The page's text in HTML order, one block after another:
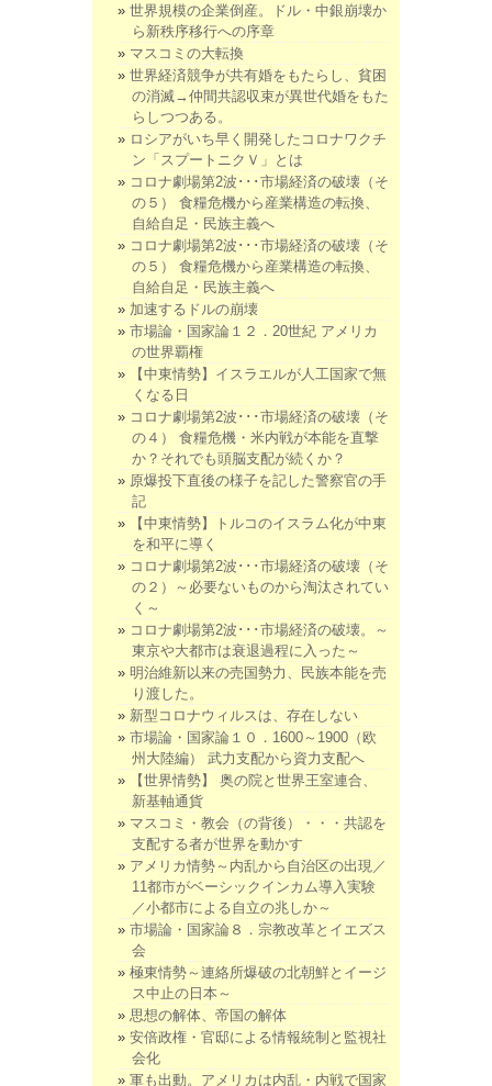
世界規模の企業倒産。ドル・中銀崩壊か
ら新秩序移行への序章
マスコミの大転換
世界経済競争が共有婚をもたらし、貧困
の消滅→仲間共認収束が異世代婚をもた
らしつつある。
ロシアがいち早く開発したコロナワクチ
ン「スプートニクＶ」とは
コロナ劇場第2波･･･市場経済の破壊（そ
の５） 食糧危機から産業構造の転換、
自給自足・民族主義へ
コロナ劇場第2波･･･市場経済の破壊（そ
の５） 食糧危機から産業構造の転換、
自給自足・民族主義へ
加速するドルの崩壊
市場論・国家論１２．20世紀 アメリカ
の世界覇権
【中東情勢】イスラエルが人工国家で無
くなる日
コロナ劇場第2波･･･市場経済の破壊（そ
の４） 食糧危機・米内戦が本能を直撃
か？それでも頭脳支配が続くか？
原爆投下直後の様子を記した警察官の手
記
【中東情勢】トルコのイスラム化が中東
を和平に導く
コロナ劇場第2波･･･市場経済の破壊（そ
の２）～必要ないものから淘汰されてい
く～
コロナ劇場第2波･･･市場経済の破壊。～
東京や大都市は衰退過程に入った～
明治維新以来の売国勢力、民族本能を売
り渡した。
新型コロナウィルスは、存在しない
市場論・国家論１０．1600～1900（欧
州大陸編） 武力支配から資力支配へ
【世界情勢】 奥の院と世界王室連合、
新基軸通貨
マスコミ・教会（の背後）・・・共認を
支配する者が世界を動かす
アメリカ情勢～内乱から自治区の出現／
11都市がベーシックインカム導入実験
／小都市による自立の兆しか～
市場論・国家論８．宗教改革とイエズス
会
極東情勢～連絡所爆破の北朝鮮とイージ
ス中止の日本～
思想の解体、帝国の解体
安倍政権・官邸による情報統制と監視社
会化
軍も出動。アメリカは内乱・内戦で国家